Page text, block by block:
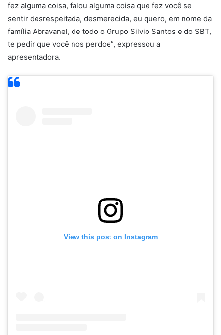
fez alguma coisa, falou alguma coisa que fez você se
sentir desrespeitada, desmerecida, eu quero, em nome da
família Abravanel, de todo o Grupo Silvio Santos e do SBT,
te pedir que você nos perdoe”, expressou a
apresentadora.
View this post on Instagram